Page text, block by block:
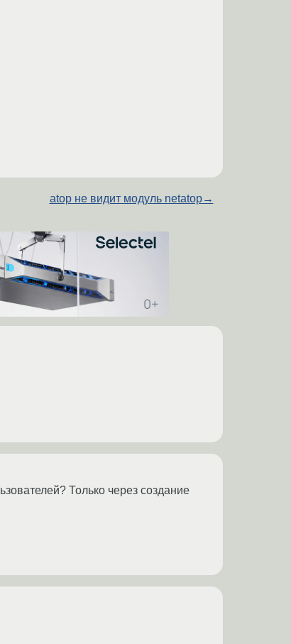
atop не видит модуль netatop→
Только через создание